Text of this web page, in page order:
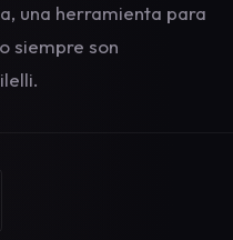
una herramienta para
siempre son